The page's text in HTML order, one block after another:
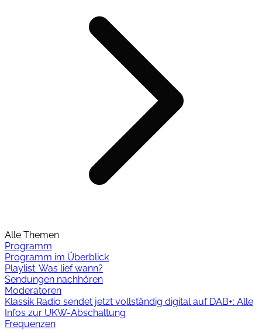
Alle Themen
Programm
Programm im Überblick
Playlist: Was lief wann?
Sendungen nachhören
Moderatoren
Klassik Radio sendet jetzt vollständig digital auf DAB+: Alle
Infos zur UKW-Abschaltung
Frequenzen